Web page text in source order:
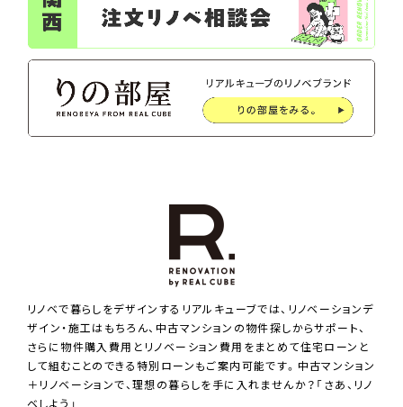
リノベで暮らしをデザインするリアルキューブでは、リノベーションデ
ザイン・施工はもちろん、中古マンションの物件探しからサポート、
さらに物件購入費用とリノベーション費用をまとめて住宅ローンと
して組むことのできる特別ローンもご案内可能です。中古マンション
＋リノベーションで、理想の暮らしを手に入れませんか？「さあ、リノ